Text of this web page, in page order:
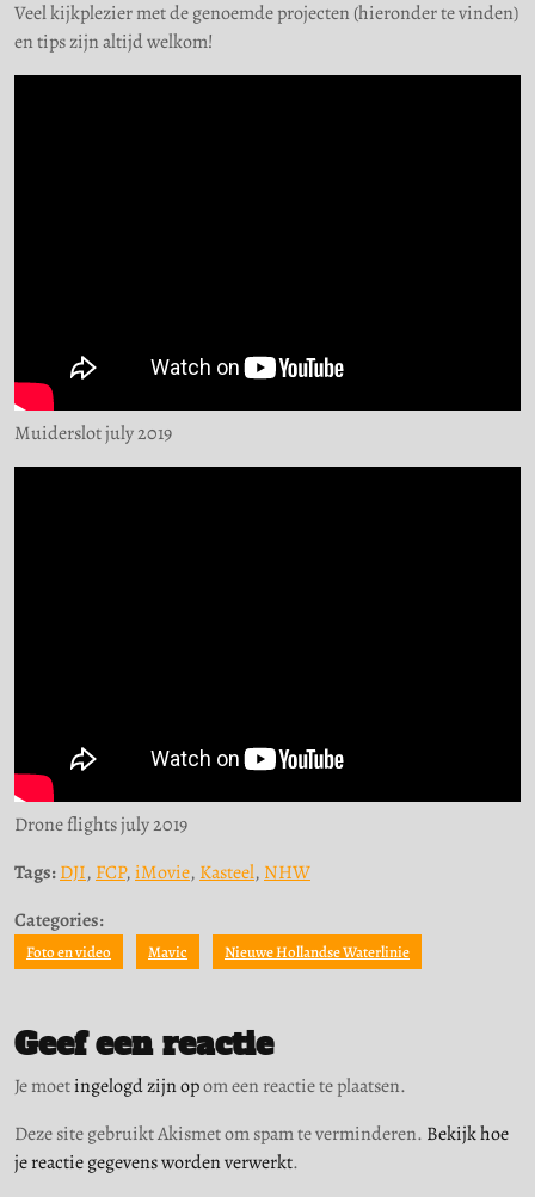
Veel kijkplezier met de genoemde projecten (hieronder te vinden)
en tips zijn altijd welkom!
Muiderslot july 2019
Drone flights july 2019
Tags:DJI, FCP,iMovie, Kasteel, NHW
Categories:
Foto en video Mavic Nieuwe Hollandse Waterlinie
Geef een reactie
Je moetingelogd zijn opom een reactie te plaatsen.
Deze site gebruikt Akismet om spam te verminderen. Bekijk hoe
je reactie gegevens worden verwerkt.